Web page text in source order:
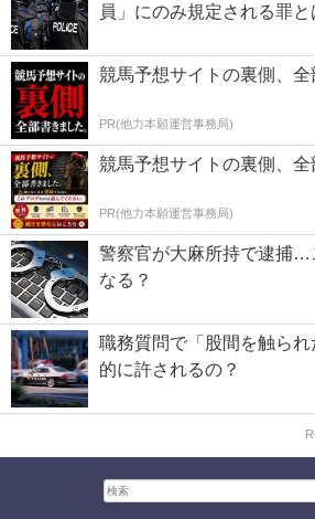
員」にのみ規定される罪と
競馬予想サイトの裏側、全
PR(他力本願運営事務局)
競馬予想サイトの裏側、全
PR(他力本願運営事務局)
警察官が大麻所持で逮捕…
なる？
職務質問で「股間を触ら
的に許されるの？